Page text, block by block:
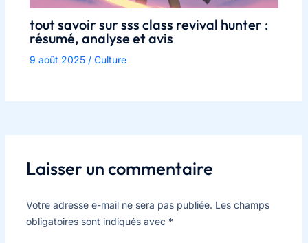
tout savoir sur sss class revival hunter :
résumé, analyse et avis
9 août 2025 / Culture
Laisser un commentaire
Votre adresse e-mail ne sera pas publiée. Les champs
obligatoires sont indiqués avec *